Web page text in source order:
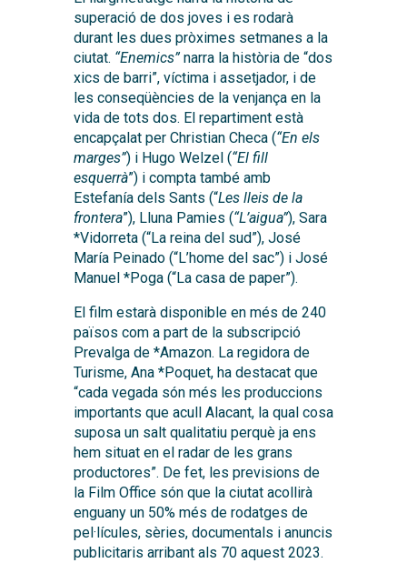
superació de dos joves i es rodarà
durant les dues pròximes setmanes a la
ciutat. “Enemics”narra la història de “dos
xics de barri”, víctima i assetjador, i de
les conseqüències de la venjança en la
vida de tots dos. El repartiment està
encapçalat per Christian Checa (“En els
marges”) i Hugo Welzel (“El fill
esquerrà”) i compta també amb
Estefanía dels Sants (“Les lleis de la
frontera”), Lluna Pamies (“L’aigua”), Sara
*Vidorreta (“La reina del sud”), José
María Peinado (“L’home del sac”) i José
Manuel *Poga (“La casa de paper”).
El film estarà disponible en més de 240
països com a part de la subscripció
Prevalga de *Amazon. La regidora de
Turisme, Ana *Poquet, ha destacat que
“cada vegada són més les produccions
importants que acull Alacant, la qual cosa
suposa un salt qualitatiu perquè ja ens
hem situat en el radar de les grans
productores”. De fet, les previsions de
la Film Office són que la ciutat acollirà
enguany un 50% més de rodatges de
pel·lícules, sèries, documentals i anuncis
publicitaris arribant als 70 aquest 2023.